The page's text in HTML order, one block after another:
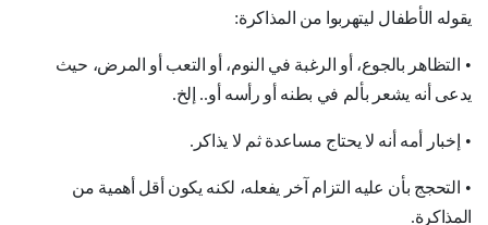
يقوله الأطفال ليتهربوا من المذاكرة:
• التظاهر بالجوع، أو الرغبة في النوم، أو التعب أو المرض، حيث
يدعى أنه يشعر بألم في بطنه أو رأسه أو.. إلخ.
• إخبار أمه أنه لا يحتاج مساعدة ثم لا يذاكر .
• التحجج بأن عليه التزام آخر يفعله، لكنه يكون أقل أهمية من
المذاكرة.